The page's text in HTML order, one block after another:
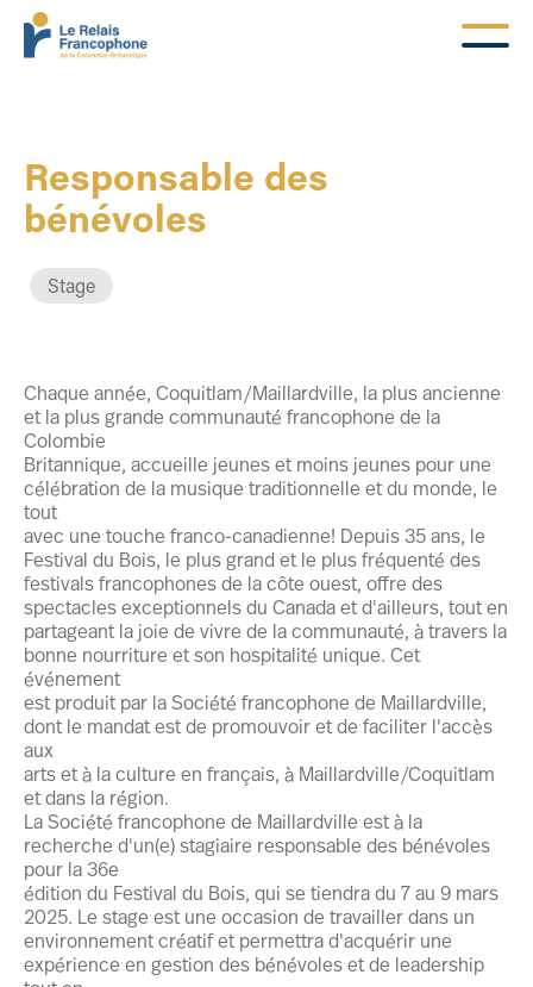
Responsable des
bénévoles
Stage
Chaque année, Coquitlam/Maillardville, la plus ancienne
et la plus grande communauté francophone de la
Colombie
Britannique, accueille jeunes et moins jeunes pour une
célébration de la musique traditionnelle et du monde, le
tout
avec une touche franco-canadienne! Depuis 35 ans, le
Festival du Bois, le plus grand et le plus fréquenté des
festivals francophones de la côte ouest, offre des
spectacles exceptionnels du Canada et d'ailleurs, tout en
partageant la joie de vivre de la communauté, à travers la
bonne nourriture et son hospitalité unique. Cet
événement
est produit par la Société francophone de Maillardville,
dont le mandat est de promouvoir et de faciliter l'accès
aux
arts et à la culture en français, à Maillardville/Coquitlam
et dans la région.
La Société francophone de Maillardville est à la
recherche d'un(e) stagiaire responsable des bénévoles
pour la 36e
édition du Festival du Bois, qui se tiendra du 7 au 9 mars
2025. Le stage est une occasion de travailler dans un
environnement créatif et permettra d'acquérir une
expérience en gestion des bénévoles et de leadership